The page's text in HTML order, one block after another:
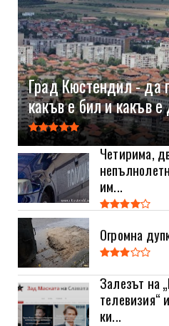
Град Кюстендил - да
какъв е бил и какъв е
Четирима,
им...
Огромна
Залезът на
телевизия“
ки...